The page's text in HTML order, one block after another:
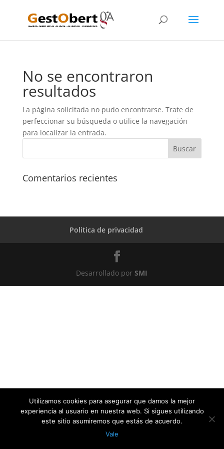
No se encontraron
resultados
La página solicitada no pudo encontrarse. Trate de
perfeccionar su búsqueda o utilice la navegación
para localizar la entrada.
Comentarios recientes
Politica de privacidad
Desarrollado porSMI
Utilizamos cookies para asegurar que damos la mejor
experiencia al usuario en nuestra web. Si sigues utilizando
este sitio asumiremos que estás de acuerdo.
Vale